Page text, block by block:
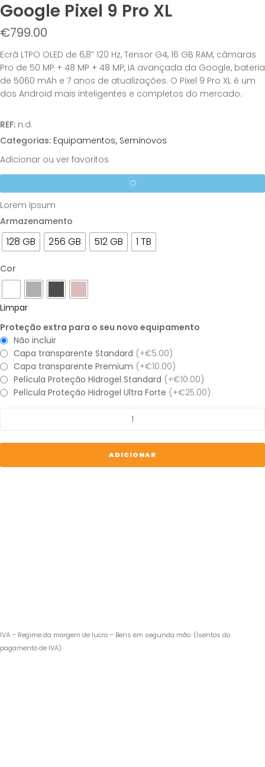
Google Pixel 9 Pro XL
€799.00
Ecrã LTPO OLED de 6,8” 120 Hz, Tensor G4, 16 GB RAM, câmaras
Pro de 50 MP + 48 MP + 48 MP, IA avançada da Google, bateria
de 5060 mAh e 7 anos de atualizações. O Pixel 9 Pro XL é um
dos Android mais inteligentes e completos do mercado.
REF: n.d.
Categorias: Equipamentos, Seminovos
Adicionar ou ver favoritos
Lorem Ipsum
Armazenamento
128 GB 256 GB 512 GB 1 TB
Cor
Limpar
Proteção extra para o seu novo equipamento
Não incluir
Capa transparente Standard (+€5.00)
Capa transparente Premium (+€10.00)
Película Proteção Hidrogel Standard (+€10.00)
Película Proteção Hidrogel Ultra Forte (+€25.00)
Google
9
ADICIONAR
IVA – Regime da margem de lucro – Bens em segunda mão. (Isentos do
pagamento de IVA)